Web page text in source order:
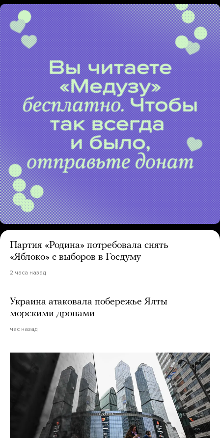
Партия «Родина» потребовала снять
«Яблоко» с выборов в Госдуму
2 часа назад
Украина атаковала побережье Ялты
морскими дронами
час назад